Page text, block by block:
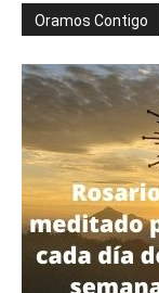
Oramos Contigo